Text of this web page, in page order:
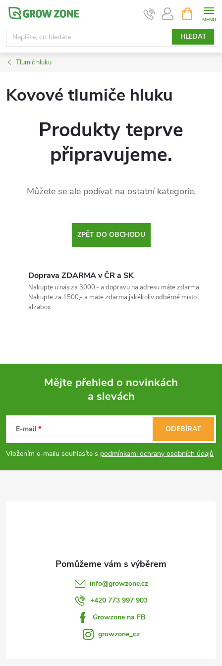
Přejít
obsah
HLEDAT
NÁKUPNÍ
KOŠÍK
Tlumič hluku
Kovové tlumiče hluku
Produkty teprve
připravujeme.
Můžete se ale podívat na ostatní kategorie.
ZPĚT DO OBCHODU
Doprava ZDARMA v ČR a SK
Nakupte u nás za 3000,- a dopravu na adresu máte zdarma.
Nakupte za 1500,- a máte zdarma jakékoliv odběrné místo i
alzabox.
p
Mějte přehled o novinkách
a slevách
E-mail
Vložením e-mailu souhlasíte s podmínkami ochrany osobních údajů
ODEBÍRAT
info@growzone.cz
+420 773 997 903
Growzone na FB
growzone_cz